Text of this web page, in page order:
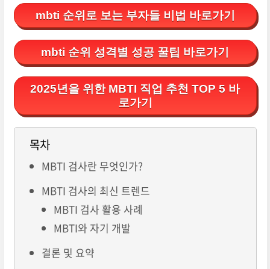
mbti 순위로 보는 부자들 비법 바로가기
mbti 순위 성격별 성공 꿀팁 바로가기
2025년을 위한 MBTI 직업 추천 TOP 5 바
로가기
목차
MBTI 검사란 무엇인가?
MBTI 검사의 최신 트렌드
MBTI 검사 활용 사례
MBTI와 자기 개발
결론 및 요약